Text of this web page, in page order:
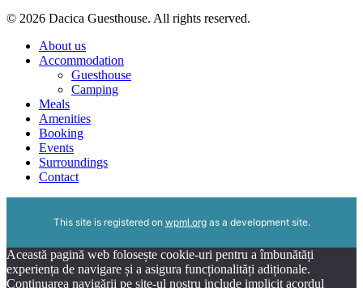
© 2026 Dacica Guesthouse. All rights reserved.
Close
Menu
About us
Accommodation
Guesthouse
Camping
Meals
Amenities
Booking
Events
Surroundings
Contact
This site is registered on wpml.orgas a development site.
Această pagină web folosește cookie-uri pentru a îmbunătăți
experiența de navigare și a asigura funcționalități adiționale.
Continuarea navigării pe site-ul nostru include implicit acordul